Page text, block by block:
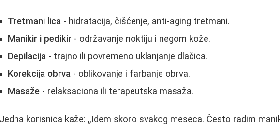
Tretmani lica - hidratacija, čišćenje, anti-aging tretmani.
Manikir i pedikir - održavanje noktiju i negom kože.
Depilacija - trajno ili povremeno uklanjanje dlačica.
Korekcija obrva - oblikovanje i farbanje obrva.
Masaže - relaksaciona ili terapeutska masaža.
Jedna korisnica kaže:
Idem skoro svakog meseca. Često radim